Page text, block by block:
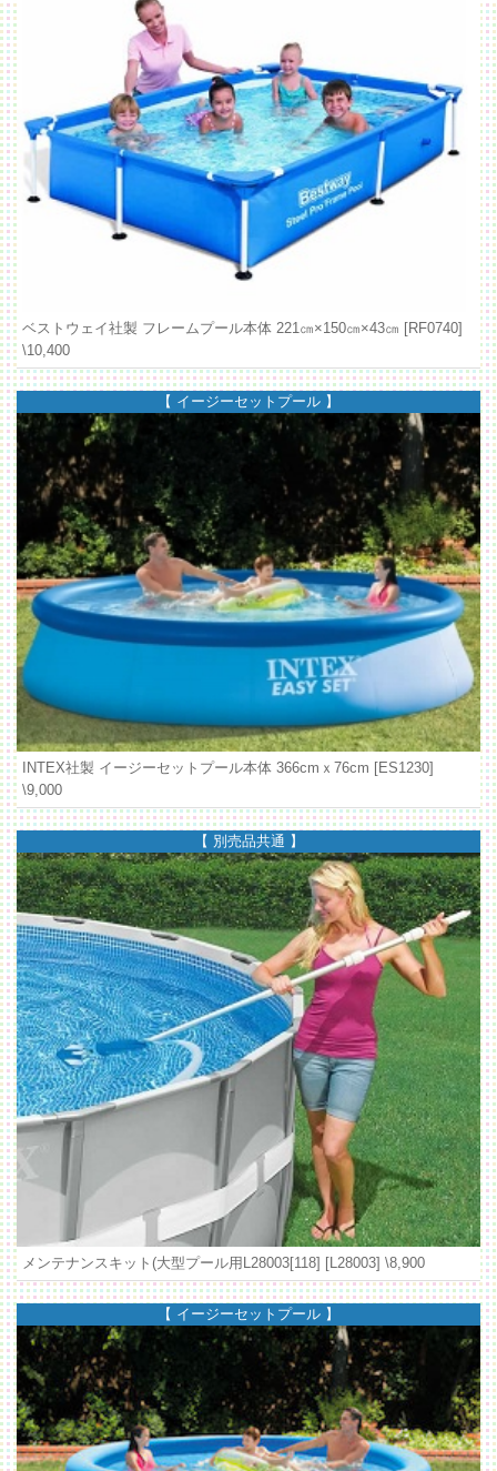
ベストウェイ社製 フレームプール本体 221㎝×150㎝×43㎝ [RF0740]
\10,400
【 イージーセットプール 】
INTEX社製 イージーセットプール本体 366cmｘ76cm [ES1230]
\9,000
【 別売品共通 】
メンテナンスキット(大型プール用L28003[118] [L28003] \8,900
【 イージーセットプール 】